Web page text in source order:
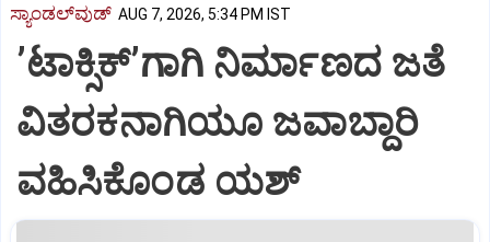
ಸ್ಯಾಂಡಲ್‌ವುಡ್‌ AUG 7, 2026, 5:34 PM IST
ʼಟಾಕ್ಸಿಕ್‌ʼಗಾಗಿ ನಿರ್ಮಾಣದ ಜತೆ
ವಿತರಕನಾಗಿಯೂ ಜವಾಬ್ದಾರಿ
ವಹಿಸಿಕೊಂಡ ಯಶ್